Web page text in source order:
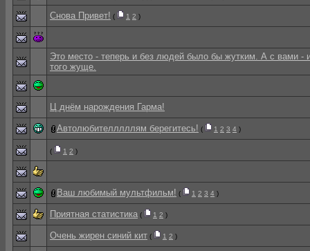
Снова Привет! ( 1 2 )
Это место - теперь и без людей было бы жутким. А с вами -
того жуще.
Ц днём нарождения Гарма!
Автолюбителллллям берегитесь! ( 1 2 3 4 )
( 1 2 )
Ваш любимый мультфильм! ( 1 2 3 4 )
Приятная статистика ( 1 2 )
Очень жирен синий кит ( 1 2 )